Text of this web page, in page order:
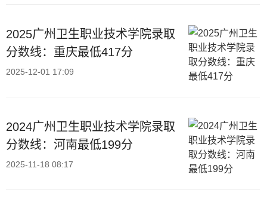
2025广州卫生职业技术学院录取
分数线：重庆最低417分
2025-12-01 17:09
2024广州卫生职业技术学院录取
分数线：河南最低199分
2025-11-18 08:17